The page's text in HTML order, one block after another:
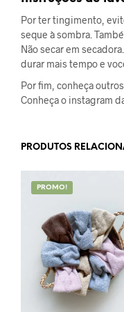
Por ter tingimento,
seque à sombra.
Não secar em
durar mais tempo e
Por fim, conheça
Conheça o instagram
PRODUTOS
PROMO!